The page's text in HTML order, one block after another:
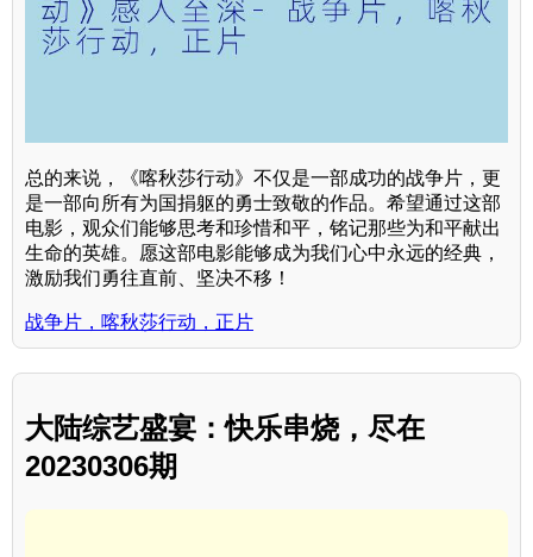
总的来说，《喀秋莎行动》不仅是一部成功的战争片，更
是一部向所有为国捐躯的勇士致敬的作品。希望通过这部
电影，观众们能够思考和珍惜和平，铭记那些为和平献出
生命的英雄。愿这部电影能够成为我们心中永远的经典，
激励我们勇往直前、坚决不移！
战争片，喀秋莎行动，正片
大陆综艺盛宴：快乐串烧，尽在
20230306期